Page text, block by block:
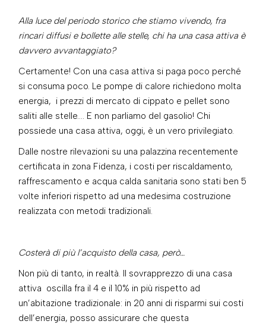
Alla luce del periodo storico che stiamo vivendo, fra
rincari diffusi e bollette alle stelle, chi ha una casa attiva è
davvero avvantaggiato?
Certamente! Con una casa attiva si paga poco perché
si consuma poco. Le pompe di calore richiedono molta
energia, i prezzi di mercato di cippato e pellet sono
saliti alle stelle…. E non parliamo del gasolio! Chi
possiede una casa attiva, oggi, è un vero privilegiato.
Dalle nostre rilevazioni su una palazzina recentemente
certificata in zona Fidenza, i costi per riscaldamento,
raffrescamento e acqua calda sanitaria sono stati ben 5
volte inferiori rispetto ad una medesima costruzione
realizzata con metodi tradizionali.
Costerà di più l’acquisto della casa, però…
Non più di tanto, in realtà. Il sovrapprezzo di una casa
attiva oscilla fra il 4 e il 10% in più rispetto ad
un’abitazione tradizionale: in 20 anni di risparmi sui costi
dell’energia, posso assicurare che questa